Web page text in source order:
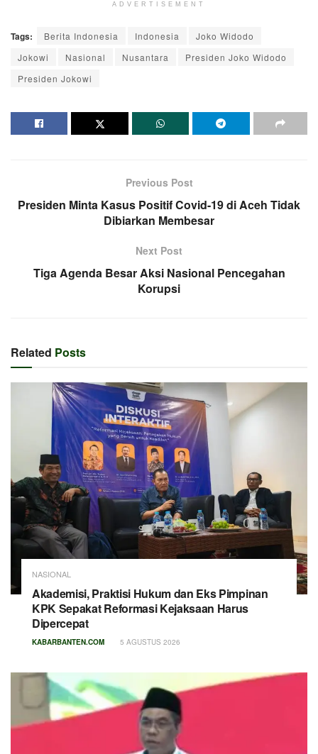
ADVERTISEMENT
Tags: Berita Indonesia Indonesia
Joko Widodo
Jokowi
Nasional Nusantara
Presiden Joko Widodo
Presiden Jokowi
Previous Post
Presiden Minta Kasus Positif Covid-19 di Aceh Tidak
Dibiarkan Membesar
Next Post
Tiga Agenda Besar Aksi Nasional Pencegahan
Korupsi
Related Posts
NASIONAL
Akademisi, Praktisi Hukum dan Eks Pimpinan
KPK Sepakat Reformasi Kejaksaan Harus
Dipercepat
KABARBANTEN.COM 5 AGUSTUS 2026